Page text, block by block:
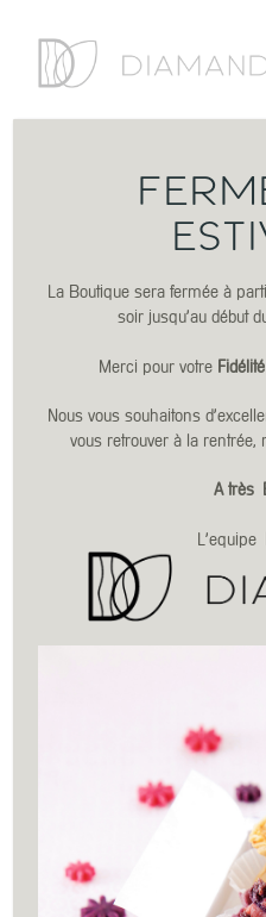
La Boutique sera fermée à
soir jusqu’au début
Merci pour votre Fidélité
Nous vous souhaitons
vous retrouver à la rentrée,
A très
L’equipe